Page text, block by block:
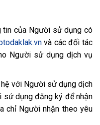
tin của Người sử dụng có
và các đối tác
Người sử dụng dịch vụ
với Người sử dụng dịch
sử dụng đăng ký để nhận
chỉ Người nhận theo yêu